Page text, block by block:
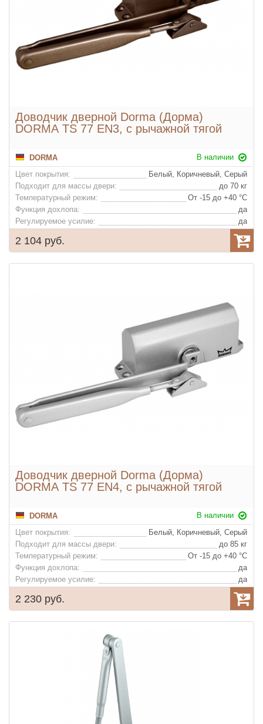
Доводчик дверной Dorma (Дорма)
DORMA TS 77 EN3, с рычажной тягой
DORMA
В наличии
Цвет покрытия:
Белый, Коричневый, Серый
Подходит для массы двери:
до 70 кг
Температурный режим:
От -15 до +40 °С
Функция дохлопа:
да
Регулируемое усилие:
да
2 104 руб.
Доводчик дверной Dorma (Дорма)
DORMA TS 77 EN4, с рычажной тягой
DORMA
В наличии
Цвет покрытия:
Белый, Коричневый, Серый
Подходит для массы двери:
до 85 кг
Температурный режим:
От -15 до +40 °С
Функция дохлопа:
да
Регулируемое усилие:
да
2 230 руб.